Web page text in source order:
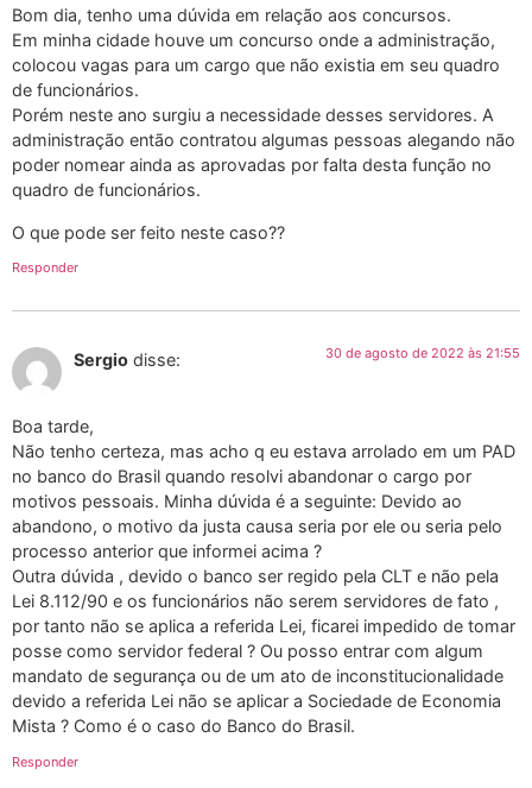
Bom dia, tenho uma dúvida em relação aos concursos.
Em minha cidade houve um concurso onde a administração,
colocou vagas para um cargo que não existia em seu quadro
de funcionários.
Porém neste ano surgiu a necessidade desses servidores. A
administração então contratou algumas pessoas alegando não
poder nomear ainda as aprovadas por falta desta função no
quadro de funcionários.
O que pode ser feito neste caso??
Responder
Sergio disse: 30 de agosto de 2022 às 21:55
Boa tarde,
Não tenho certeza, mas acho q eu estava arrolado em um PAD
no banco do Brasil quando resolvi abandonar o cargo por
motivos pessoais. Minha dúvida é a seguinte: Devido ao
abandono, o motivo da justa causa seria por ele ou seria pelo
processo anterior que informei acima ?
Outra dúvida , devido o banco ser regido pela CLT e não pela
Lei 8.112/90 e os funcionários não serem servidores de fato ,
por tanto não se aplica a referida Lei, ficarei impedido de tomar
posse como servidor federal ? Ou posso entrar com algum
mandato de segurança ou de um ato de inconstitucionalidade
devido a referida Lei não se aplicar a Sociedade de Economia
Mista ? Como é o caso do Banco do Brasil.
Responder